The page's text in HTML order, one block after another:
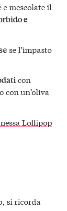
mescolate il
e
se l’impasto
con
con un’oliva
Lollipop
si ricorda